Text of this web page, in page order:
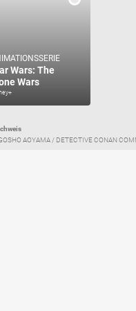
Wars: The
Wars
AOYAMA / DETECTIVE CONAN